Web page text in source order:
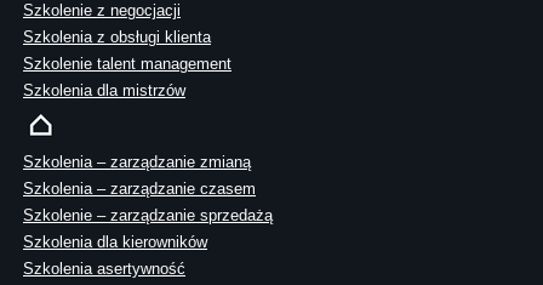
Szkolenie z negocjacji
Szkolenia z obsługi klienta
Szkolenie talent management
Szkolenia dla mistrzów
Szkolenia – zarządzanie zmianą
Szkolenia – zarządzanie czasem
Szkolenie – zarządzanie sprzedażą
Szkolenia dla kierowników
Szkolenia asertywność